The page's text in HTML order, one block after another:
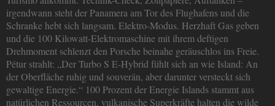
irgendwann steht der Panamera am Tor des Flughafens und die
Schranke hebt sich langsam. Elektro-Modus. Herzhaft Gas geben
und die 100 Kilowatt-Elektromaschine mit ihrem deftigen
Drehmoment schlenzt den Porsche beinahe geräuschlos ins Freie.
Pétur strahlt: „Der Turbo S E-Hybrid fühlt sich an wie Island: An
der Oberfläche ruhig und souverän, aber darunter versteckt sich
gewaltige Energie.“ 100 Prozent der Energie Islands stammt aus
natürlichen Ressourcen, vulkanische Superkräfte halten die wilde